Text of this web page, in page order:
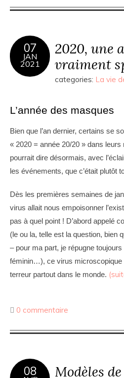
07
JAN
2021
2020, une
vraiment
categories: La vie
L’année des masques
Bien que l’an dernier, certains se
« 2020 = année 20/20 » dans
pourrait dire désormais, avec
les événements, que c’était plutôt
Dès les premières semaines de
virus allait nous empoisonner
pas à quel point ! D’abord appelé
(le ou la, telle est la question, bien
– pour ma part, je répugne
féminin…), ce virus microscopique
terreur partout dans le monde.
0 commentaire
08
Modèles